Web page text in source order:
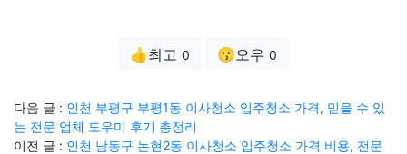
👍최고 0 😗오우 0
다음 글 : 인천 부평구 부평1동 이사청소 입주청소 가격, 믿을 수 있
는 전문 업체 도우미 후기 총정리
이전 글 : 인천 남동구 논현2동 이사청소 입주청소 가격 비용, 전문